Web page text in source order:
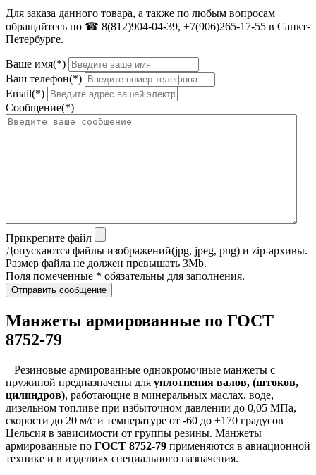
Для заказа данного товара, а также по любым вопросам
обращайтесь по ☎ 8(812)904-04-39, +7(906)265-17-55 в Санкт-
Петербурге.
Ваше имя(*)
Ваш телефон(*)
Email(*)
Сообщение(*)
Прикрепите файл
Допускаются файлы изображений(jpg, jpeg, png) и zip-архивы.
Размер файла не должен превышать 3Mb.
Поля помеченные * обязательны для заполнения.
Отправить сообщение
Манжеты армированные по ГОСТ
8752-79
Резиновые армированные однокромочные манжеты с
пружиной предназначены для уплотнения валов, (штоков,
цилиндров), работающие в минеральных маслах, воде,
дизельном топливе при избыточном давлении до 0,05 МПа,
скорости до 20 м/с и температуре от -60 до +170 градусов
Цельсия в зависимости от группы резины. Манжеты
армированные по ГОСТ 8752-79 применяются в авиационной
технике и в изделиях специального назначения.